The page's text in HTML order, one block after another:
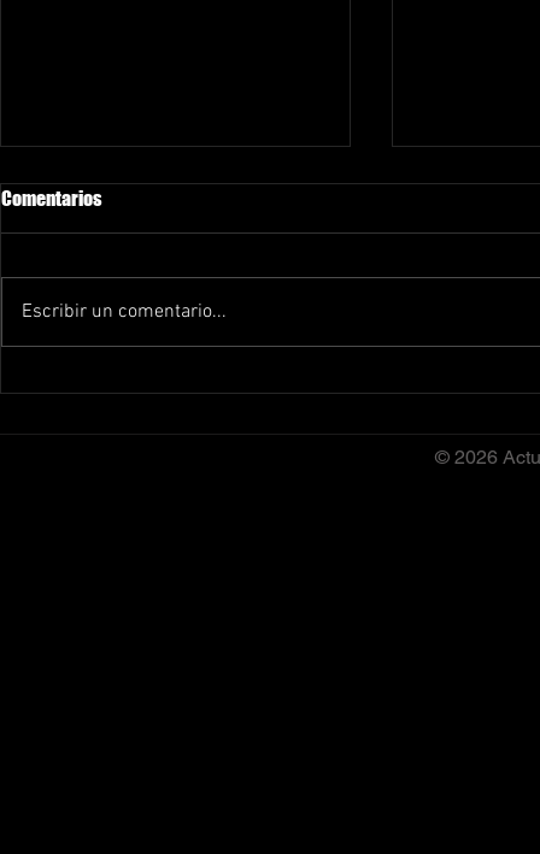
para el Campeonato de Bizkaia
la pista de
Comentarios
Escribir un comentario...
© 2026